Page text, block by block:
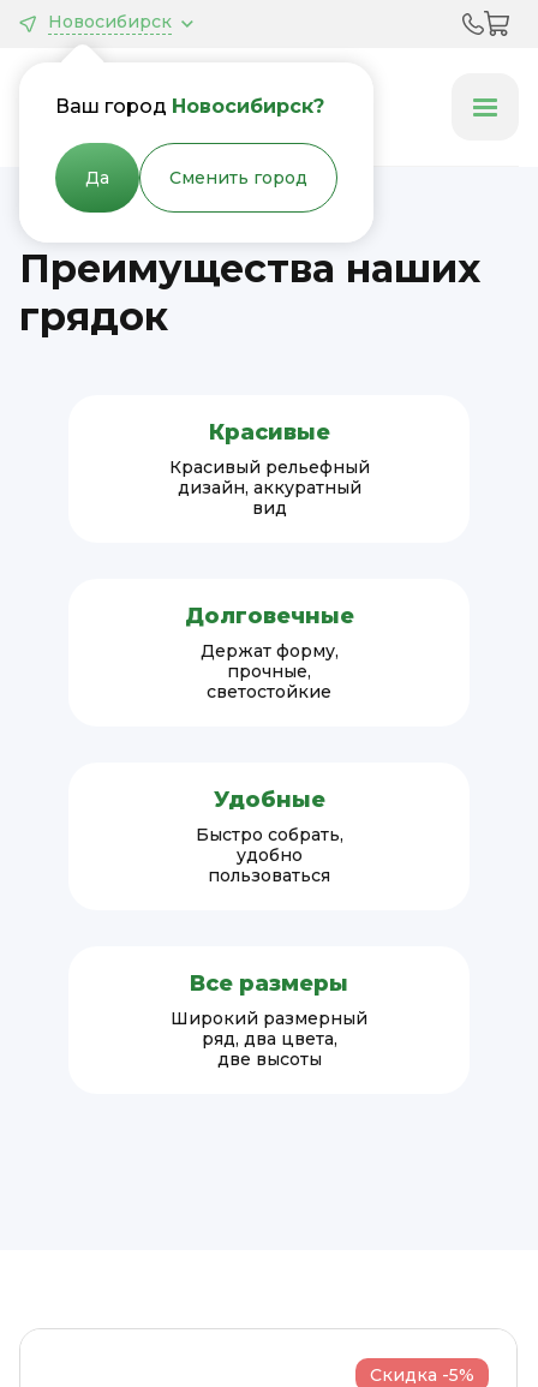
Новосибирск
Ваш город Новосибирск?
Да Сменить город
Грядки & Клумбы
Преимущества наших
грядок
Красивые
Красивый рельефный
дизайн, аккуратный
вид
Долговечные
Держат форму,
прочные,
светостойкие
Удобные
Быстро собрать,
удобно
пользоваться
Все размеры
Широкий размерный
ряд, два цвета,
две высоты
Скидка -5%